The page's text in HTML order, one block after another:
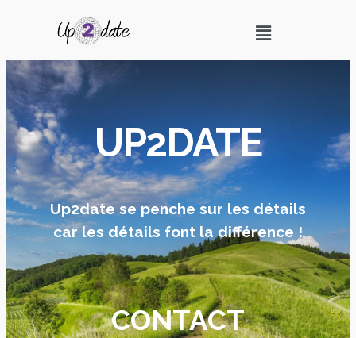
UP2DATE
Up2date se penche sur les détails
car les détails font la différence !
CONTACT